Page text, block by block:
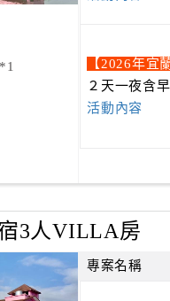
【2026年宜
２天一夜含
活動內容
3人VILLA房
專案名稱